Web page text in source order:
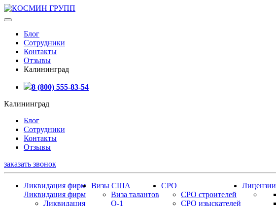
Блог
Сотрудники
Контакты
Отзывы
Калининград
8 (800) 555-83-54
Калининград
Блог
Сотрудники
Контакты
Отзывы
заказать звонок
Ликвидация фирм
Ликвидация фирм
Ликвидация
Визы США
Виза талантов
О-1
СРО
СРО строителей
СРО изыскателей
Лицензии